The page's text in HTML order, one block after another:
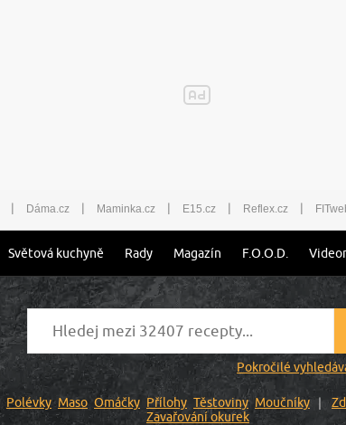
| Dáma.cz | Maminka.cz | E15.cz | Reflex.cz |
Světová kuchyně Rady Magazín F.O.O.D.
Pokročilé
Polévky Maso Omáčky Přílohy Těstoviny Moučníky
Zavařování okurek